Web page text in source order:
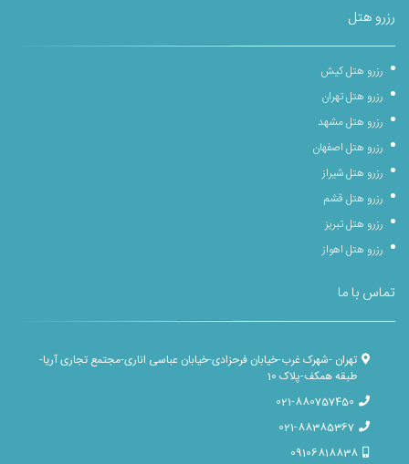
رزرو هتل
رزرو هتل کیش
رزرو هتل تهران
رزرو هتل مشهد
رزرو هتل اصفهان
رزرو هتل شیراز
رزرو هتل قشم
رزرو هتل تبریز
رزرو هتل اهواز
تماس با ما
تهران -شهرک غرب-خیابان فرحزادی-خیابان عباسی اناری-مجتمع تجاری آریا-
طبقه همکف-پلاک 10
021-880757450
021-88385367
09106818838